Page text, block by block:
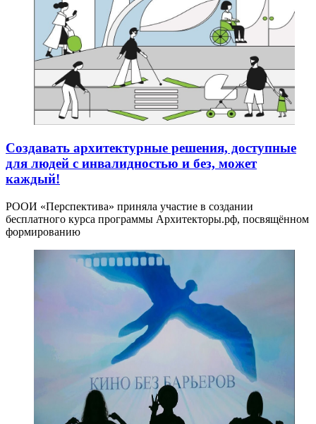
Создавать архитектурные решения, доступные
для людей с инвалидностью и без, может
каждый!
РООИ «Перспектива» приняла участие в создании
бесплатного курса программы Архитекторы.рф, посвящённом
формированию